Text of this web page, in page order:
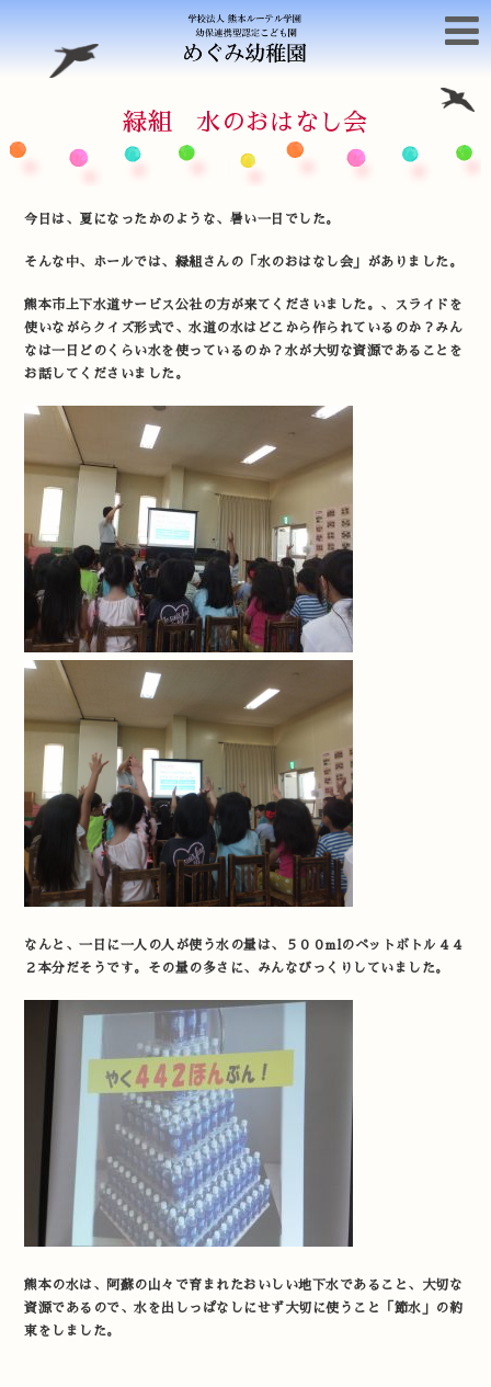
緑組 水のおはなし会
今日は、夏になったかのような、暑い一日でした。
そんな中、ホールでは、緑組さんの「水のおはなし会」がありました。
熊本市上下水道サービス公社の方が来てくださいました。、スライドを
使いながらクイズ形式で、水道の水はどこから作られているのか？みん
なは一日どのくらい水を使っているのか？水が大切な資源であることを
お話してくださいました。
なんと、一日に一人の人が使う水の量は、５００mlのペットボトル４４
２本分だそうです。その量の多さに、みんなびっくりしていました。
熊本の水は、阿蘇の山々で育まれたおいしい地下水であること、大切な
資源であるので、水を出しっぱなしにせず大切に使うこと「節水」の約
束をしました。